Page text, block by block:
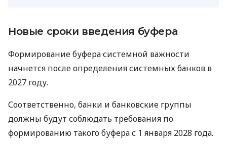
Новые сроки введения буфера
Формирование буфера системной важности
начнется после определения системных банков в
2027 году.
Соответственно, банки и банковские группы
должны будут соблюдать требования по
формированию такого буфера с 1 января 2028 года.